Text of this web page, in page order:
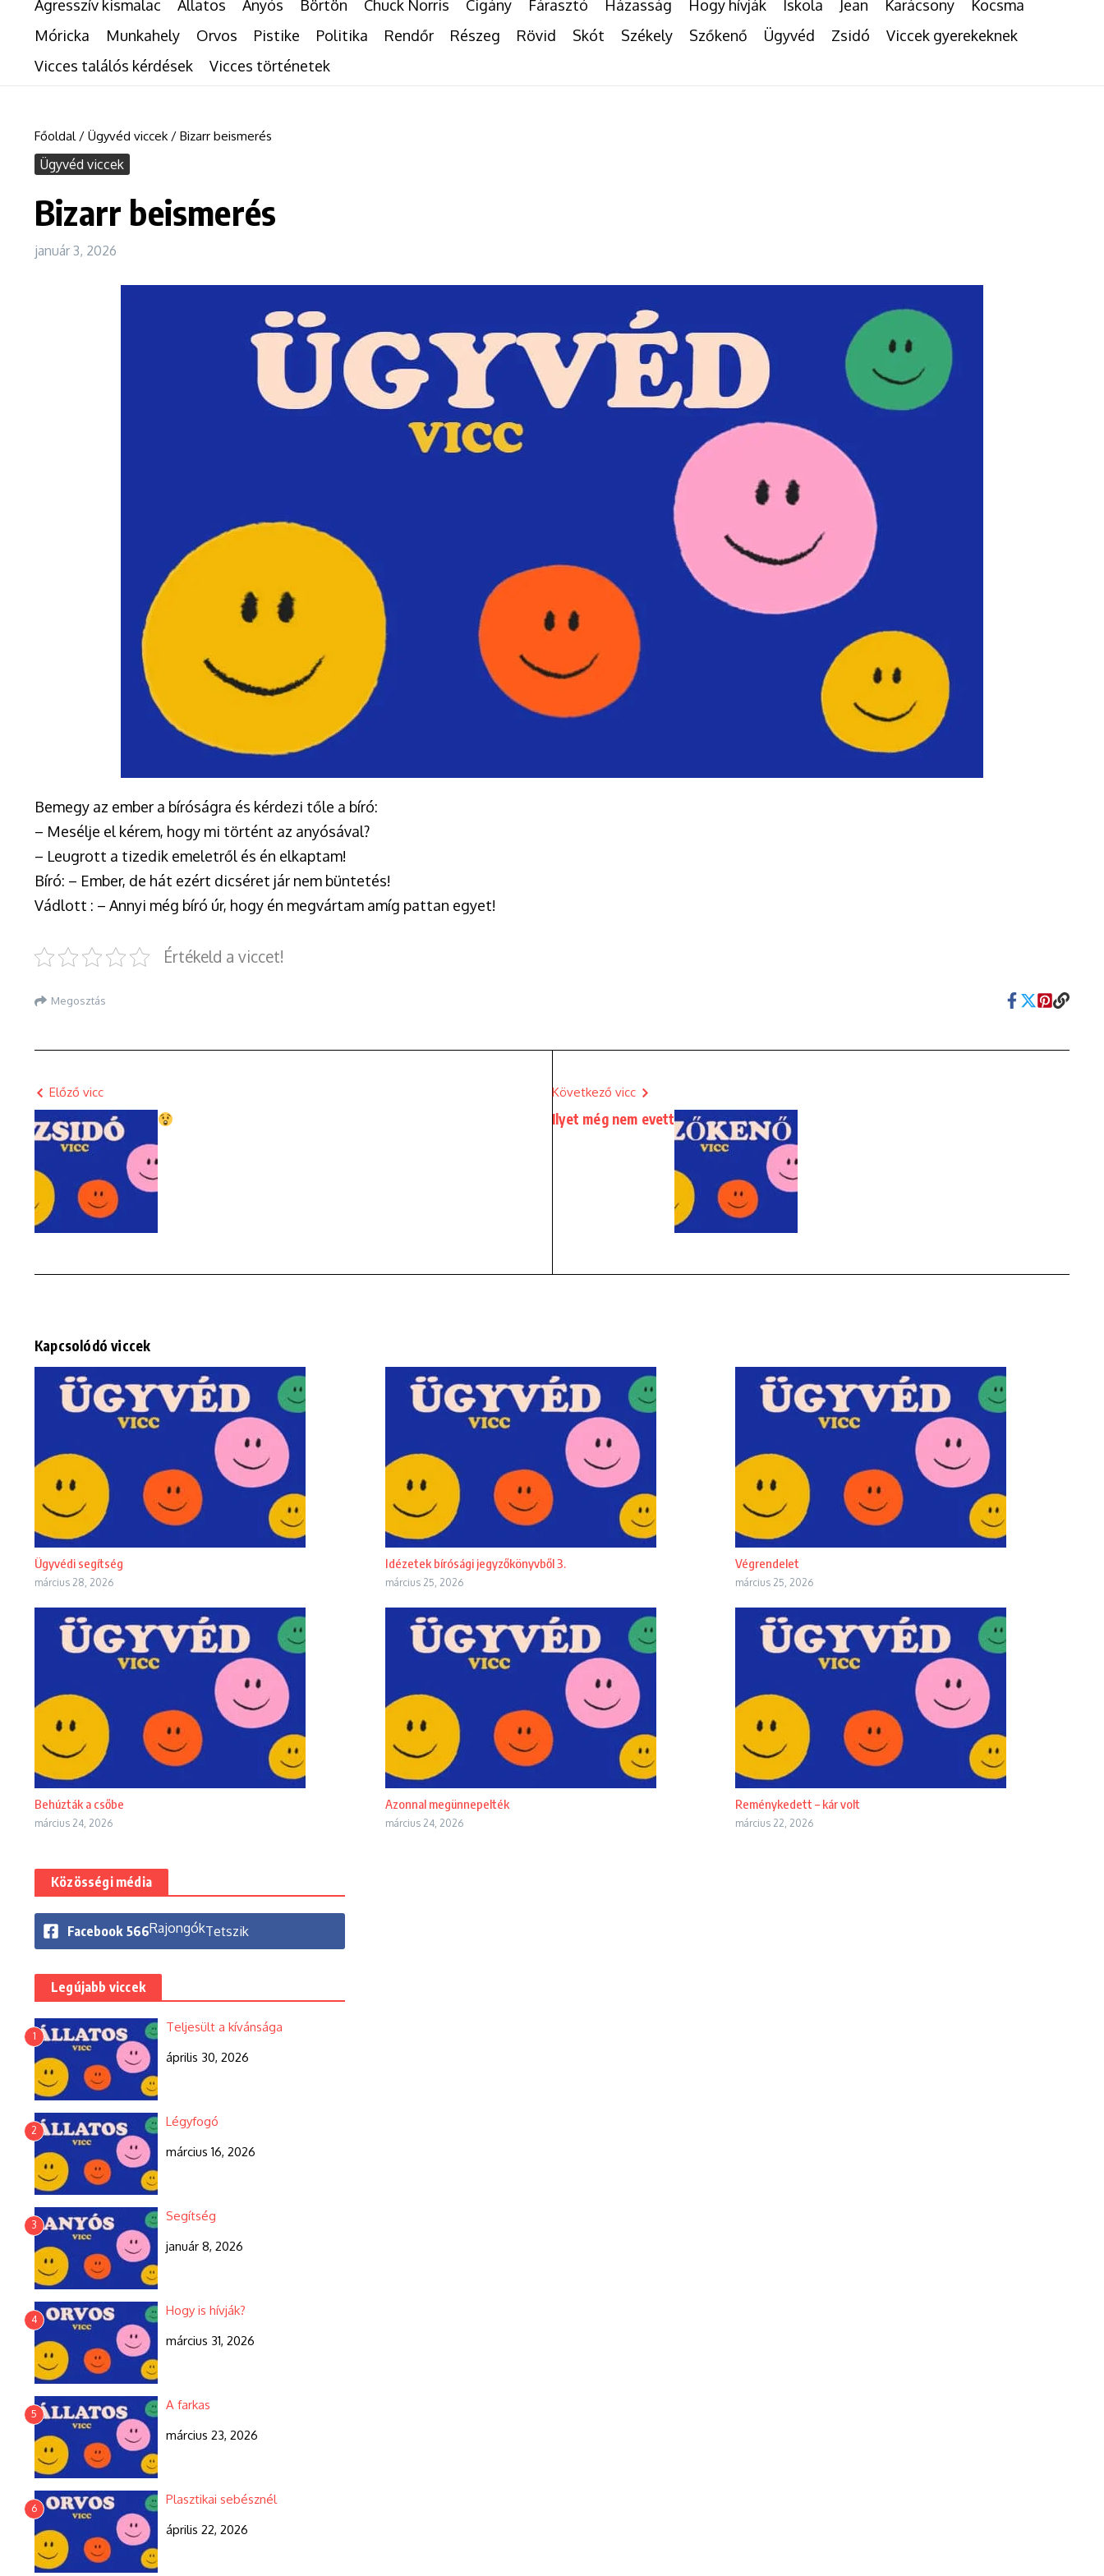
Agresszív kismalac Állatos Anyós Börtön Chuck Norris Cigány Fárasztó Házasság Hogy hívják Iskola Jean Karácsony
Kocsma
Móricka
Munkahely Orvos Pistike Politika Rendőr Részeg Rövid Skót Székely Szőkenő Ügyvéd Zsidó
Viccek gyerekeknek
Vicces találós kérdések
Vicces történetek
Főoldal/ Ügyvéd viccek/ Bizarr beismerés
Ügyvéd viccek
Bizarr beismerés
január 3, 2026
Bemegy az ember a bíróságra és kérdezi tőle a bíró:
– Mesélje el kérem, hogy mi történt az anyósával?
– Leugrott a tizedik emeletről és én elkaptam!
Bíró: – Ember, de hát ezért dicséret jár nem büntetés!
Vádlott : – Annyi még bíró úr, hogy én megvártam amíg pattan egyet!
Értékeld a viccet!
Megosztás
Előző vicc Következő vicc
Ilyet még nem evett
Kapcsolódó viccek
Ügyvédi segítség
március 28, 2026
Idézetek bírósági jegyzőkönyvből 3.
március 25, 2026
Végrendelet
március 25, 2026
Behúzták a csőbe
március 24, 2026
Azonnal megünnepelték
március 24, 2026
Reménykedett – kár volt
március 22, 2026
Közösségi média
Facebook 566RajongókTetszik
Legújabb viccek
1
Teljesült a kívánsága
április 30, 2026
2
Légyfogó
március 16, 2026
3
Segítség
január 8, 2026
4
Hogy is hívják?
március 31, 2026
5
A farkas
március 23, 2026
6
Plasztikai sebésznél
április 22, 2026